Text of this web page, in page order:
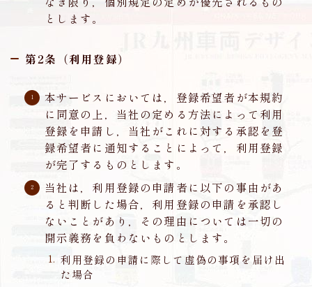
とします。
第2条（利用登録）
本サービスにおいては，登録希望者が本規約
に同意の上，当社の定める方法によって利用
登録を申請し，当社がこれに対する承認を登
録希望者に通知することによって，利用登録
が完了するものとします。
当社は，利用登録の申請者に以下の事由があ
ると判断した場合，利用登録の申請を承認し
ないことがあり，その理由については一切の
開示義務を負わないものとします。
利用登録の申請に際して虚偽の事項を届け出
た場合